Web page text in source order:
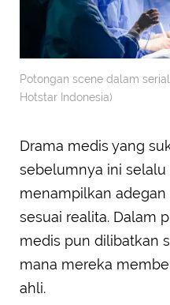
Potongan scene dalam serial
Hotstar Indonesia)
Drama medis yang
sebelumnya ini selalu
menampilkan
sesuai realita. Dalam
medis pun dilibatkan
mana mereka
ahli.